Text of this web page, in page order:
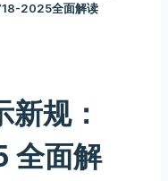
2025全面解读
规：
全面解